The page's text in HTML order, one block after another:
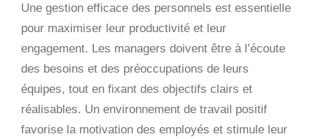
Une gestion efficace des personnels est essentielle
pour maximiser leur productivité et leur
engagement. Les managers doivent être à l’écoute
des besoins et des préoccupations de leurs
équipes, tout en fixant des objectifs clairs et
réalisables. Un environnement de travail positif
favorise la motivation des employés et stimule leur